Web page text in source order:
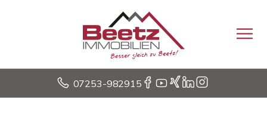
07253-982915